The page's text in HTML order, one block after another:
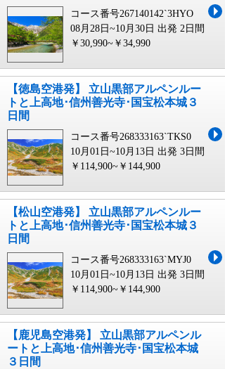
コース番号267140142`3HYO
08月28日~10月30日 出発 2日間
￥30,990~￥34,990
【徳島空港発】 立山黒部アルペンルー
トと上高地･信州善光寺･国宝松本城３
日間
コース番号268333163`TKS0
10月01日~10月13日 出発 3日間
￥114,900~￥144,900
【松山空港発】 立山黒部アルペンルー
トと上高地･信州善光寺･国宝松本城３
日間
コース番号268333163`MYJ0
10月01日~10月13日 出発 3日間
￥114,900~￥144,900
【鹿児島空港発】 立山黒部アルペンル
ートと上高地･信州善光寺･国宝松本城
３日間